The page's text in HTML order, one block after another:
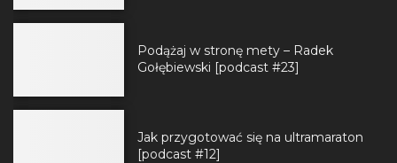
Podążaj w stronę mety – Radek
Gołębiewski [podcast #23]
Jak przygotować się na ultramaraton
[podcast #12]